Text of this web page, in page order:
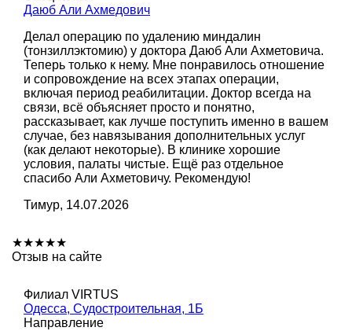
Даюб Али Ахмедович
Делал операцию по удалению миндалин
(тонзиллэктомию) у доктора Даюб Али Ахметовича.
Теперь только к нему. Мне понравилось отношение
и сопровождение на всех этапах операции,
включая период реабилитации. Доктор всегда на
связи, всё объясняет просто и понятно,
рассказывает, как лучше поступить именно в вашем
случае, без навязывания дополнительных услуг
(как делают некоторые). В клинике хорошие
условия, палаты чистые. Ещё раз отдельное
спасибо Али Ахметовичу. Рекомендую!
Тимур, 14.07.2026
★★★★★
Отзыв на сайте
Филиал VIRTUS
Одесса, Судостроительная, 1Б
Направление